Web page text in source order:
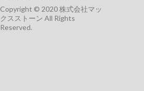
Copyright © 2020 株式会社マッ
クスストーン All Rights
Reserved.